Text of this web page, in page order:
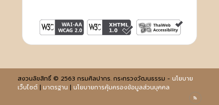
สงวนลิขสิทธิ์ © 2563 กรมศิลปากร. กระทรวงวัฒนธรรม - นโยบาย
เว็บไซต์| มาตรฐาน | นโยบายการคุ้มครองข้อมูลส่วนบุคคล